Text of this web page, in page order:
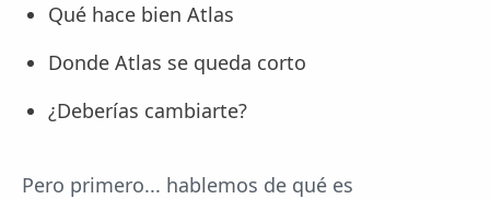
Qué hace bien Atlas
Donde Atlas se queda corto
¿Deberías cambiarte?
Pero primero... hablemos de qué es